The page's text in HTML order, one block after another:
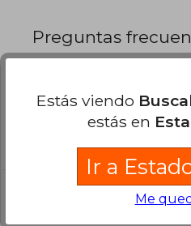
Preguntas
¿El libro es original?
Todos los libros de
catálogo son Originales.
¿En qué Idioma está
Estás viendo
estás en
Ir a
Me